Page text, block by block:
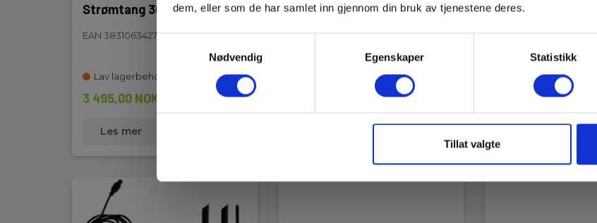
dem, eller som de har samlet inn gjennom din bruk av tjenestene deres.
Nødvendig
Egenskaper Statistikk
Tillat valgte
Strømtang 300 A AC/DC
EAN 3831063427070
Lav lagerbeholdning
3 495,00 NOK
Les mer
Strømtang 10 A AC
EAN 3831063436676
Snart på sentrallager
Ekskl. mva
strømtang for PQA
EAN 3831063429142
Lav lagerbeholdning
4 770,00 NOK